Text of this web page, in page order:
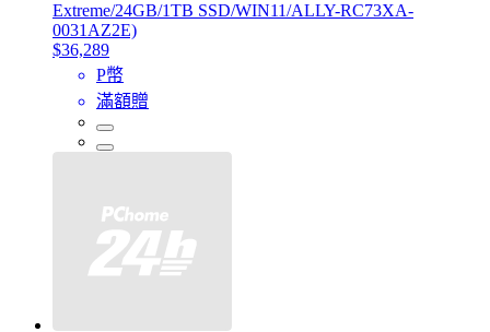
Extreme/24GB/1TB SSD/WIN11/ALLY-RC73XA-
0031AZ2E)
$36,289
P幣
滿額贈